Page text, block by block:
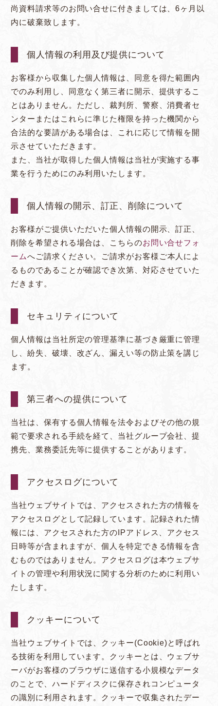
尚資料請求等のお問い合せに付きましては、6ヶ月以
内に破棄致します。
個人情報の利用及び提供について
お客様から収集した個人情報は、同意を得た範囲内
でのみ利用し、同意なく第三者に開示、提供するこ
とはありません。ただし、裁判所、警察、消費者セ
ンターまたはこれらに準じた権限を持った機関から
合法的な要請がある場合は、これに応じて情報を開
示させていただきます。
また、当社が取得した個人情報は当社が実施する事
業を行うためにのみ利用いたします。
個人情報の開示、訂正、削除について
お客様がご提供いただいた個人情報の開示、訂正、
削除を希望される場合は、こちらのお問い合せフォ
ームへご請求ください。ご請求がお客様ご本人によ
るものであることが確認でき次第、対応させていた
だきます。
セキュリティについて
個人情報は当社所定の管理基準に基づき厳重に管理
し、紛失、破壊、改ざん、漏えい等の防止策を講じ
ます。
第三者への提供について
当社は、保有する個人情報を法令およびその他の規
範で要求される手続を経て、当社グループ会社、提
携先、業務委託先等に提供することがあります。
アクセスログについて
当社ウェブサイトでは、アクセスされた方の情報を
アクセスログとして記録しています。記録された情
報には、アクセスされた方のIPアドレス、アクセス
日時等が含まれますが、個人を特定できる情報を含
むものではありません。アクセスログは本ウェブサ
イトの管理や利用状況に関する分析のために利用い
たします。
クッキーについて
当社ウェブサイトでは、クッキー(Cookie)と呼ばれ
る技術を利用しています。クッキーとは、ウェブサ
ーバがお客様のブラウザに送信する小規模なデータ
のことで、ハードディスクに保存されコンピュータ
の識別に利用されます。クッキーで収集されたデー